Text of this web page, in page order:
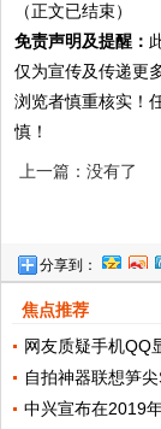
（正文已结束）
免责声明及提醒：
仅为宣传及传递更
浏览者慎重核实！
慎！
上一篇：没有了
分享到：
焦点推荐
网友质疑手机QQ
自拍神器联想笋
中兴宣布在2019